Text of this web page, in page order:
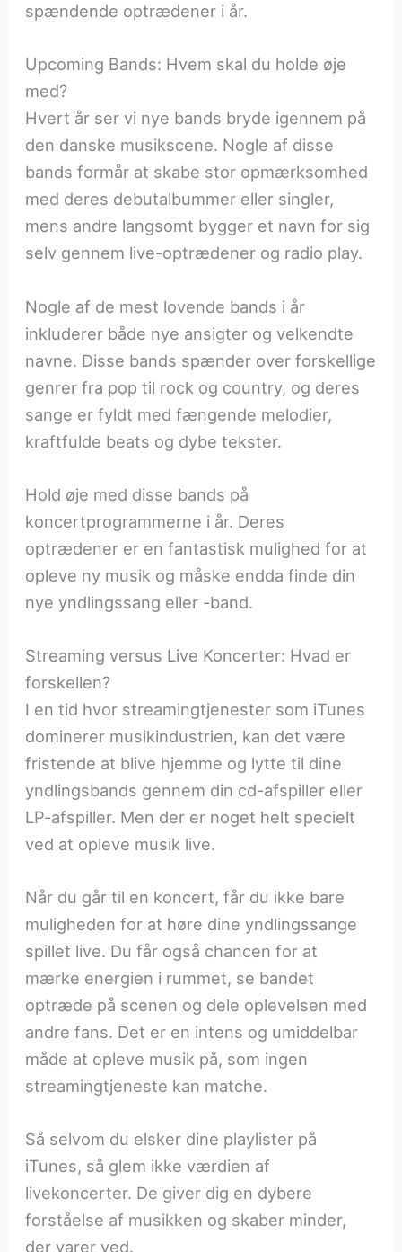
spændende optrædener i år.
Upcoming Bands: Hvem skal du holde øje
med?
Hvert år ser vi nye bands bryde igennem på
den danske musikscene. Nogle af disse
bands formår at skabe stor opmærksomhed
med deres debutalbummer eller singler,
mens andre langsomt bygger et navn for sig
selv gennem live-optrædener og radio play.
Nogle af de mest lovende bands i år
inkluderer både nye ansigter og velkendte
navne. Disse bands spænder over forskellige
genrer fra pop til rock og country, og deres
sange er fyldt med fængende melodier,
kraftfulde beats og dybe tekster.
Hold øje med disse bands på
koncertprogrammerne i år. Deres
optrædener er en fantastisk mulighed for at
opleve ny musik og måske endda finde din
nye yndlingssang eller -band.
Streaming versus Live Koncerter: Hvad er
forskellen?
I en tid hvor streamingtjenester som iTunes
dominerer musikindustrien, kan det være
fristende at blive hjemme og lytte til dine
yndlingsbands gennem din cd-afspiller eller
LP-afspiller. Men der er noget helt specielt
ved at opleve musik live.
Når du går til en koncert, får du ikke bare
muligheden for at høre dine yndlingssange
spillet live. Du får også chancen for at
mærke energien i rummet, se bandet
optræde på scenen og dele oplevelsen med
andre fans. Det er en intens og umiddelbar
måde at opleve musik på, som ingen
streamingtjeneste kan matche.
Så selvom du elsker dine playlister på
iTunes, så glem ikke værdien af
livekoncerter. De giver dig en dybere
forståelse af musikken og skaber minder,
der varer ved.